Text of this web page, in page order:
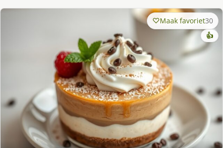
Maak favoriet30
👍